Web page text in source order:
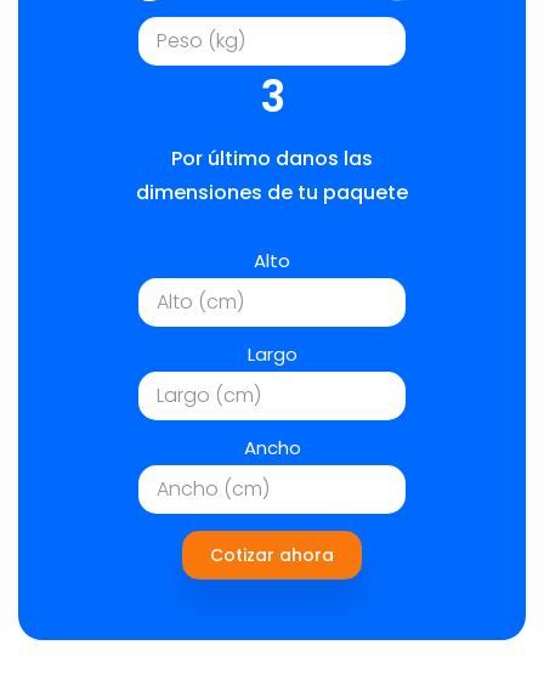
3
Por último danos las
dimensiones de tu paquete
Alto
Largo
Ancho
Cotizar ahora